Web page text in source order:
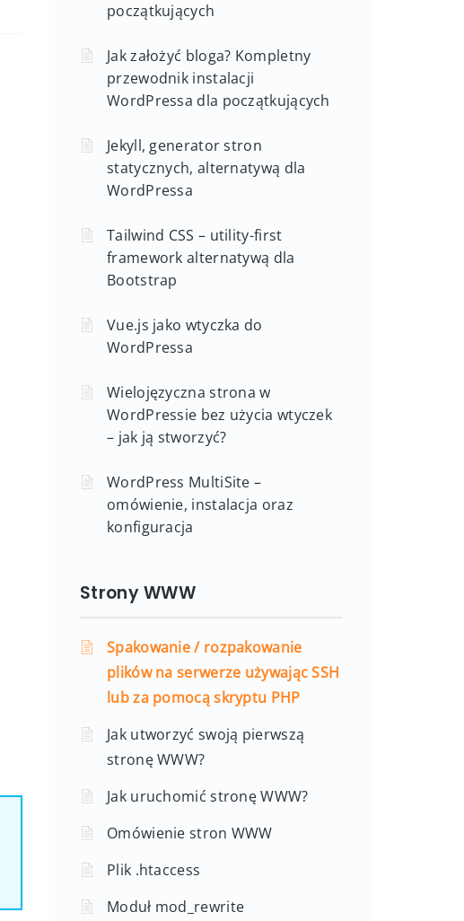
początkujących
Jak założyć bloga? Kompletny
przewodnik instalacji
WordPressa dla początkujących
Jekyll, generator stron
statycznych, alternatywą dla
WordPressa
Tailwind CSS – utility-first
framework alternatywą dla
Bootstrap
Vue.js jako wtyczka do
WordPressa
Wielojęzyczna strona w
WordPressie bez użycia wtyczek
– jak ją stworzyć?
WordPress MultiSite –
omówienie, instalacja oraz
konfiguracja
Strony WWW
Spakowanie / rozpakowanie
plików na serwerze używając SSH
lub za pomocą skryptu PHP
Jak utworzyć swoją pierwszą
stronę WWW?
Jak uruchomić stronę WWW?
Omówienie stron WWW
Plik .htaccess
Moduł mod_rewrite